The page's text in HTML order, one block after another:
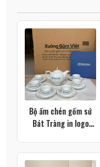
Bộ ấm chén gốm sứ
Bát Tràng in logo
AC119